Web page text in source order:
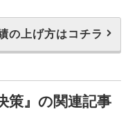
の上げ方はコチラ
策』の関連記事